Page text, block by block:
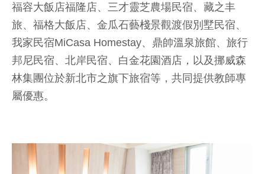
福容大飯店福隆店、三才靈芝農場民宿、藏之丰
旅、福格大飯店、金瓜石藝棧景觀渡假別墅民宿、
我家民宿MiCasa Homestay、鼎帥溫泉旅館、旅行
邦尼民宿、北岸民宿、白金花園酒店，以及挪威森
林集團位於新北市之旗下旅宿等，共同提供教師專
屬優惠。